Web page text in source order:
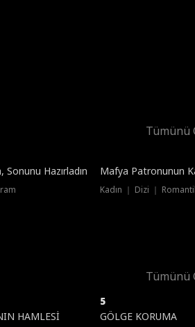
Tümünü
Sonunu Hazırladın Mafya Patronunun
Kadın ｜ Dizi ｜
Tümünü
HAMLESİ
5
GÖLGE KORUMA